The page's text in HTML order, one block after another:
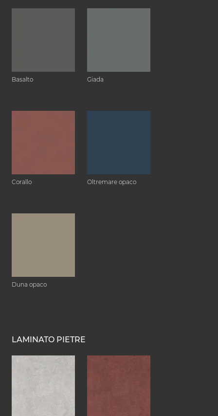
Basalto Giada
Corallo Oltremare opaco
Duna opaco
LAMINATO PIETRE